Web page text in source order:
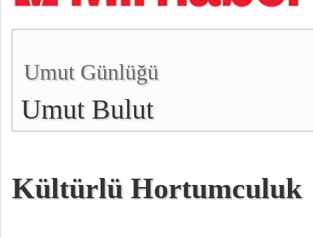
Umut Günlüğü
Umut Bulut
Kültürlü Hortumculuk